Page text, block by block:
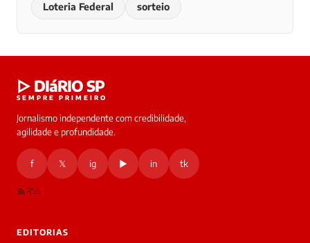
Loteria Federal sorteio
▷ DIáRIO SP
SEMPRE PRIMEIRO
Jornalismo independente com credibilidade,
agilidade e profundidade.
f 𝕏 ig ▶ in tk
RSS
EDITORIAS